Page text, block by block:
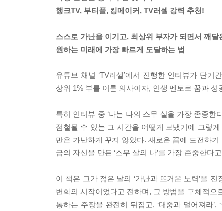
행크TV, 부티플, 킹메이커, TV러셀 강력 추천!
스스로 가난을 이기고, 최상위 부자가 되면서 깨달
원하는 미래에 가장 빠르게 도달하는 법
유튜브 채널 ‘TV러셀’에서 진행한 인터뷰가 단
상위 1% 부를 이룬 의사이자, 인생 멘토로 꿈과
특히 인터뷰 중 ‘나는 나의 스무 살을 가장 존중
점철될 수 있는 그 시간을 어떻게 보냈기에 그렇
만은 가난하게 꾸지 않았다. 새로운 꿈에 도전하
금의 자신을 만든 ‘스무 살의 나’를 가장 존중한다
이 책은 그가 젊은 날의 ‘가난과 뜨거운 노력’을
변화의 시작이었다고 전하며, 그 방법을 구체적으
통하는 주장을 완전히 뒤집고, ‘대중과 멀어져라’,